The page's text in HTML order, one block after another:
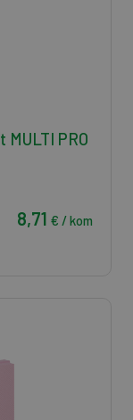
PRO
8,71 € / kom